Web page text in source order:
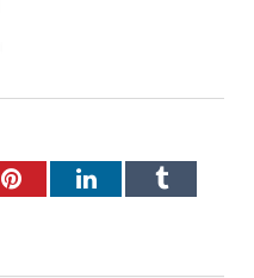
PinterestLinkedInTumblr